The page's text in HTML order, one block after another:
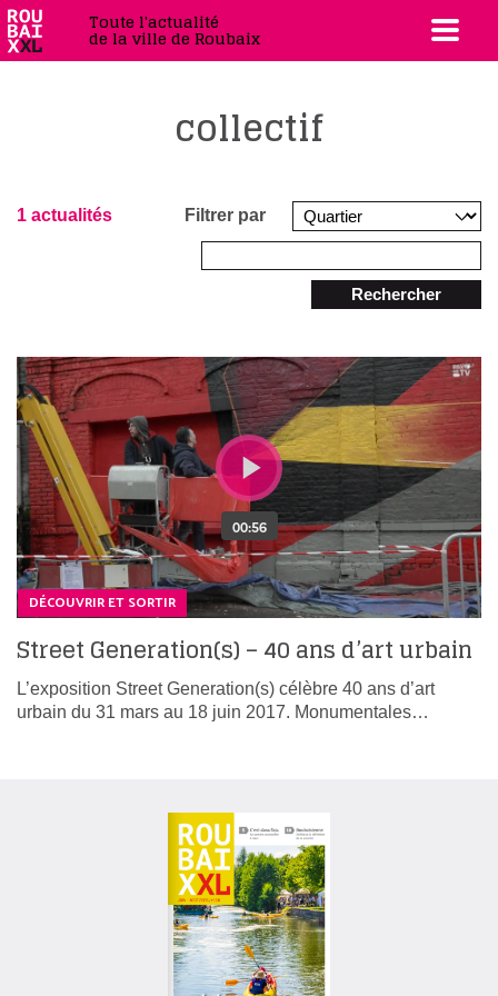
Toute l'actualité
de la ville de Roubaix
collectif
1 actualités Filtrer par
Rechercher
DÉCOUVRIR ET SORTIR
Street Generation(s) – 40 ans d’art urbain
L’exposition Street Generation(s) célèbre 40 ans d’art
urbain du 31 mars au 18 juin 2017. Monumentales…